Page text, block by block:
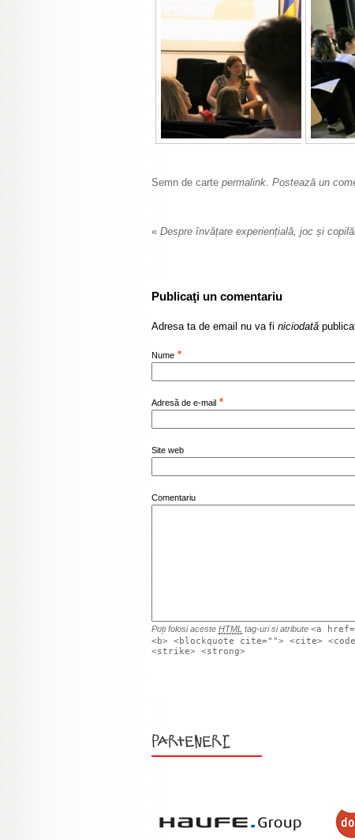
Semn de carte permalink. Postează un
« Despre învățare experiențială, joc și
Publicaţi un comentariu
Adresa ta de email nu va fi niciodată
Nume *
Adresă de e-mail *
Site web
Comentariu
Poți folosi aceste HTML tag-uri si atribute <a
<b> <blockquote cite=""> <cite>
<strike> <strong>
Parteneri